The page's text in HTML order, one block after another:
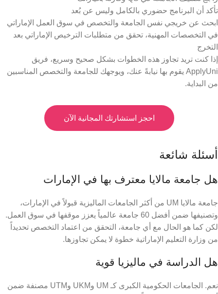
تأكد أن البرنامج حضوري بالكامل وليس عن بُعد
ابحث عن خريجي نفس الجامعة والتخصص في سوق العمل الإماراتي
في التخصصات المهنية، تحقق من متطلبات الترخيص الإماراتي بعد
التخرج
إذا كنت تريد تجاوز هذه الخطوات بشكل صحيح وسريع، فريق
ApplyUni يقوم بها نيابةً عنك، ويوجهك للجامعة والتخصص المناسبين
من البداية.
احجز استشارتك المجانية الآن
أسئلة شائعة
هل جامعة مالايا معترف بها في الإمارات
جامعة مالايا UM من أكثر الجامعات الماليزية قبولاً في الإمارات،
وتصنيفها ضمن أفضل 60 جامعة عالمياً يعزز موقفها في سوق العمل.
لكن كما هو الحال مع أي جامعة، التحقق من اعتماد التخصص تحديداً
من وزارة التعليم الإماراتية خطوة لا يمكن تجاوزها.
هل الدراسة في ماليزيا قوية
نعم. الجامعات الحكومية الكبرى كـ UM وUKM وUTM مصنفة ضمن